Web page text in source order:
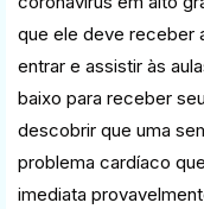
que ele deve receber
entrar e assistir às
baixo para receber
descobrir que uma
problema cardíaco
imediata